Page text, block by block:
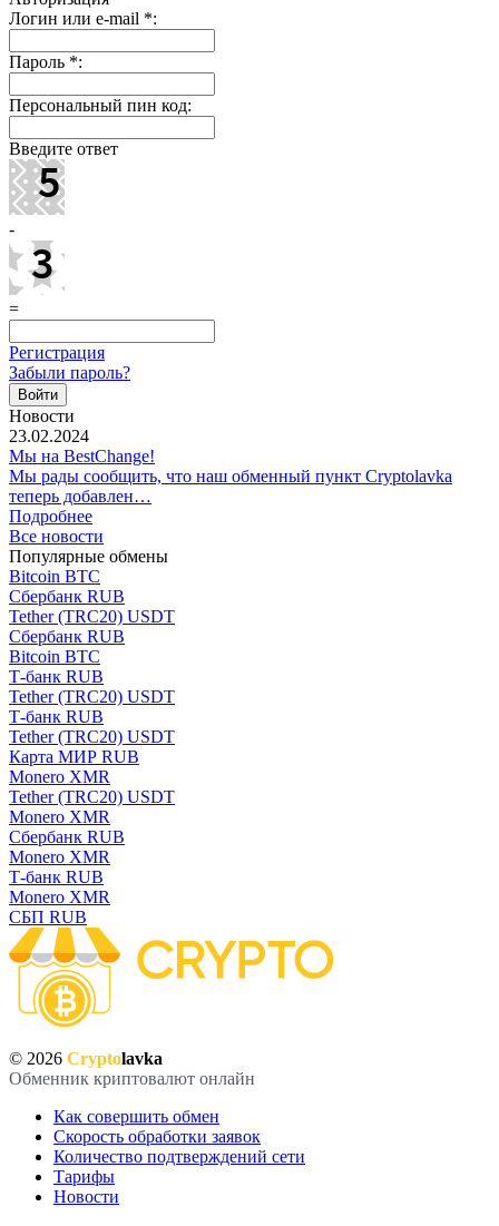
Логин или e-mail *:
Пароль *:
Персональный пин код:
Введите ответ
-
=
Регистрация
Забыли пароль?
Новости
23.02.2024
Мы на BestChange!
Мы рады сообщить, что наш обменный пункт Cryptolavka
теперь добавлен…
Подробнее
Все новости
Популярные обмены
Bitcoin BTC
Сбербанк RUB
Tether (TRC20) USDT
Сбербанк RUB
Bitcoin BTC
Т-банк RUB
Tether (TRC20) USDT
Т-банк RUB
Tether (TRC20) USDT
Карта МИР RUB
Monero XMR
Tether (TRC20) USDT
Monero XMR
Сбербанк RUB
Monero XMR
Т-банк RUB
Monero XMR
СБП RUB
© 2026 Cryptolavka
Обменник криптовалют онлайн
Как совершить обмен
Скорость обработки заявок
Количество подтверждений сети
Тарифы
Новости